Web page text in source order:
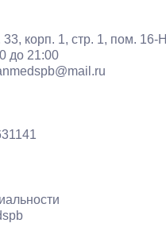
корп. 1, стр. 1, пом. 16-Н
до 21:00